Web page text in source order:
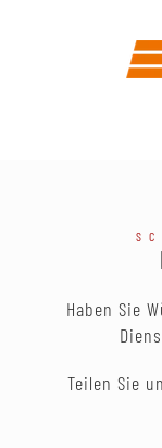
Haben Sie
Teilen Sie